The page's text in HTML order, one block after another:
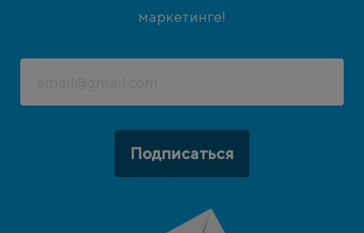
маркетинге!
Подписаться